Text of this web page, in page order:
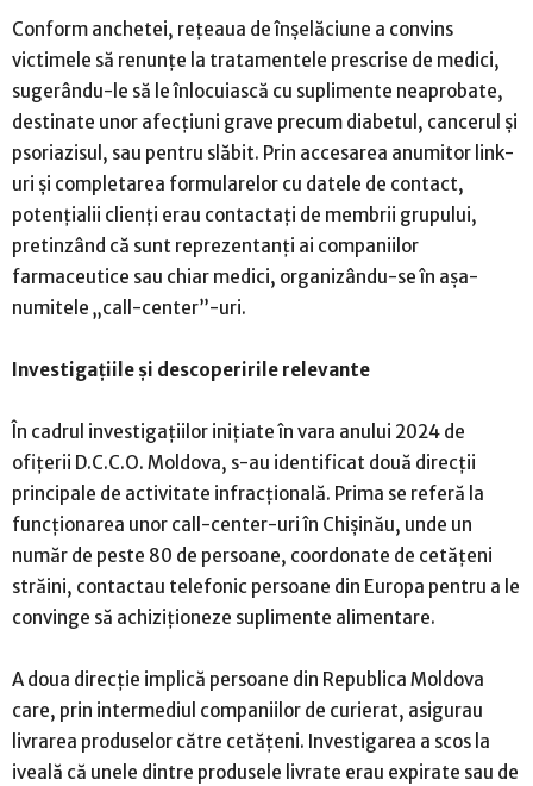
Conform anchetei, rețeaua de înșelăciune a convins
victimele să renunțe la tratamentele prescrise de medici,
sugerându-le să le înlocuiască cu suplimente neaprobate,
destinate unor afecțiuni grave precum diabetul, cancerul și
psoriazisul, sau pentru slăbit. Prin accesarea anumitor link-
uri și completarea formularelor cu datele de contact,
potențialii clienți erau contactați de membrii grupului,
pretinzând că sunt reprezentanți ai companiilor
farmaceutice sau chiar medici, organizându-se în așa-
numitele „call-center”-uri.
Investigațiile și descoperirile relevante
În cadrul investigațiilor inițiate în vara anului 2024 de
ofițerii D.C.C.O. Moldova, s-au identificat două direcții
principale de activitate infracțională. Prima se referă la
funcționarea unor call-center-uri în Chișinău, unde un
număr de peste 80 de persoane, coordonate de cetățeni
străini, contactau telefonic persoane din Europa pentru a le
convinge să achiziționeze suplimente alimentare.
A doua direcție implică persoane din Republica Moldova
care, prin intermediul companiilor de curierat, asigurau
livrarea produselor către cetățeni. Investigarea a scos la
iveală că unele dintre produsele livrate erau expirate sau de